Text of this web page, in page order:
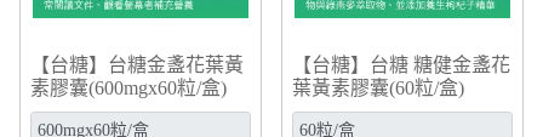
【台糖】台糖金盞花葉黃
素膠囊(600mgx60粒/盒)
(6532)
【台糖】台糖 糖健金盞花
葉黃素膠囊(60粒/盒)
(900N)